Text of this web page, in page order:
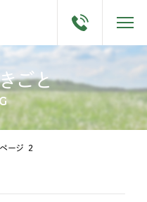
ごと
ページ 2